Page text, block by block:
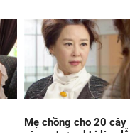
Mẹ chồng cho 20 cây